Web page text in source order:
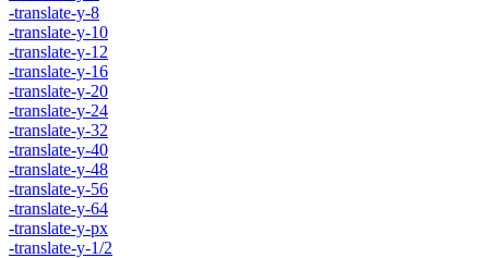
-translate-y-8
-translate-y-10
-translate-y-12
-translate-y-16
-translate-y-20
-translate-y-24
-translate-y-32
-translate-y-40
-translate-y-48
-translate-y-56
-translate-y-64
-translate-y-px
-translate-y-1/2